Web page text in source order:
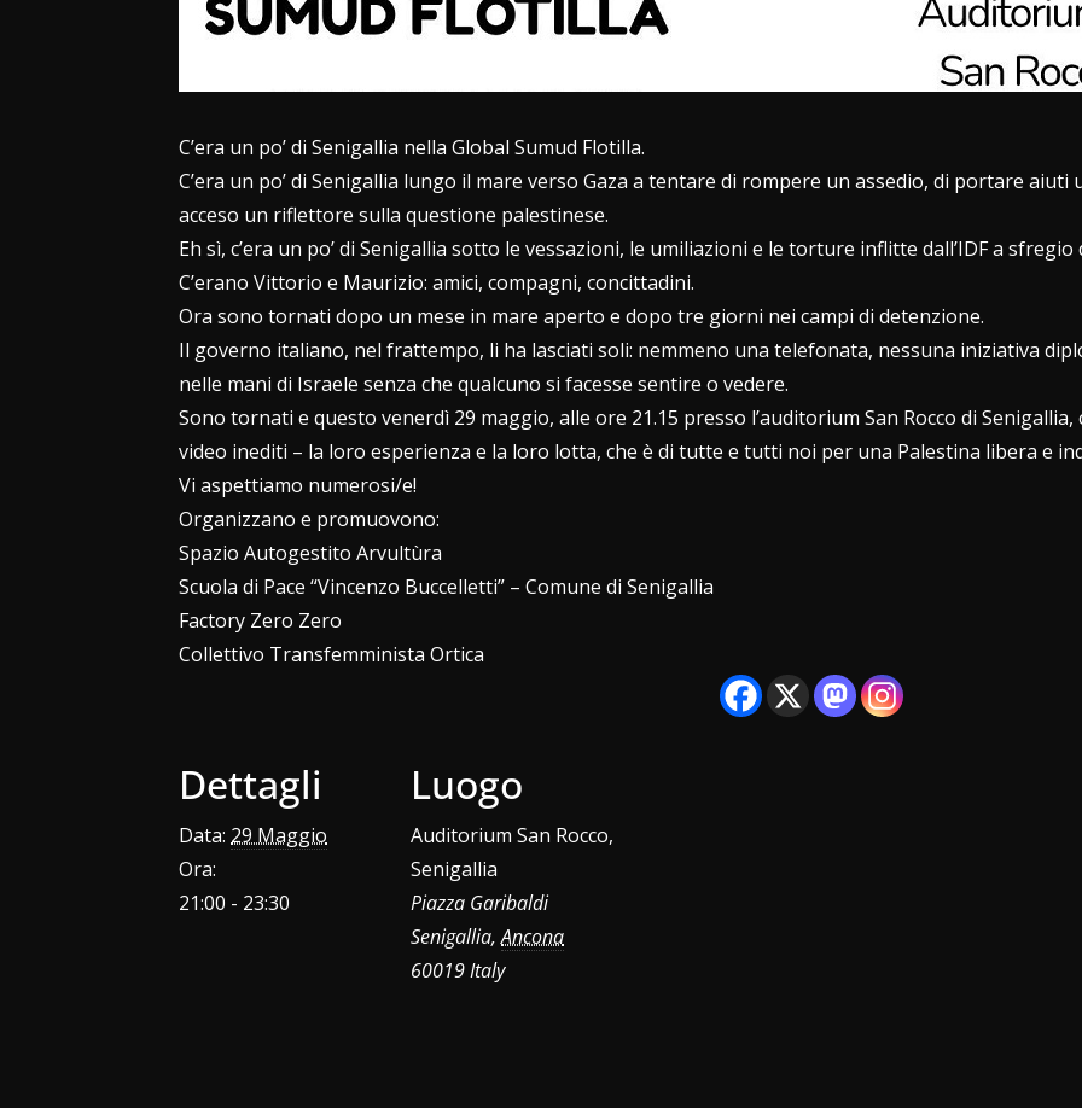
C’era un po’ di Senigallia nella Global Sumud Flotilla.
C’era un po’ di Senigallia lungo il mare verso Gaza a tentare di rompere un assedio, di portare
acceso un riflettore sulla questione palestinese.
Eh sì, c’era un po’ di Senigallia sotto le vessazioni, le umiliazioni e le torture inflitte dall’IDF a
C’erano Vittorio e Maurizio: amici, compagni, concittadini.
Ora sono tornati dopo un mese in mare aperto e dopo tre giorni nei campi di detenzione.
Il governo italiano, nel frattempo, li ha lasciati soli: nemmeno una telefonata, nessuna iniziativa
nelle mani di Israele senza che qualcuno si facesse sentire o vedere.
Sono tornati e questo venerdì 29 maggio, alle ore 21.15 presso l’auditorium San Rocco di
video inediti – la loro esperienza e la loro lotta, che è di tutte e tutti noi per una Palestina libera e
Vi aspettiamo numerosi/e!
Organizzano e promuovono:
Spazio Autogestito Arvultùra
Scuola di Pace “Vincenzo Buccelletti” – Comune di Senigallia
Factory Zero Zero
Collettivo Transfemminista Ortica
Dettagli
Data: 29 Maggio
Ora:
21:00 - 23:30
Luogo
Auditorium San Rocco,
Senigallia
Piazza Garibaldi
Senigallia, Ancona
60019Italy